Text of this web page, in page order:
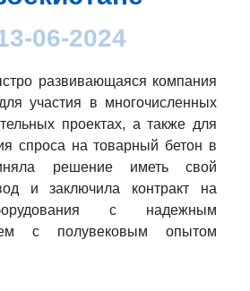
06-2024
развивающаяся компания
участия в многочисленных
проектах, а также для
спроса на товарный бетон в
решение иметь свой
и заключила контракт на
с надежным
с полувековым опытом